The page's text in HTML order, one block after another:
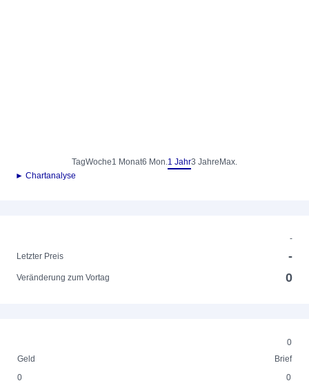
TagWoche1 Monat6 Mon.1 Jahr3 Jahre Max.
► Chartanalyse
-
Letzter Preis
-
Veränderung zum Vortag 0
0
Geld
Brief
0
0